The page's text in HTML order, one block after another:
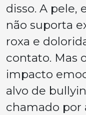
disso. A pele,
não suporta
roxa e
contato. Mas
impacto
alvo de
chamado por